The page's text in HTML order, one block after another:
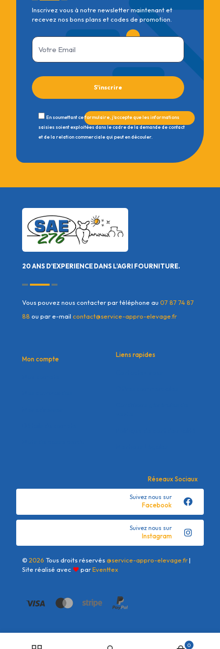
Inscrivez vous à notre newsletter maintenant et
recevez nos bons plans et codes de promotion.
En soumettant ce formulaire, j'accepte que les informations
saisies soient exploitées dans le cadre de la demande de contact
et de la relation commerciale qui peut en découler.
20 ANS D'EXPERIENCE DANS L'AGRI FOURNITURE.
Vous pouvez nous contacter par téléphone au 07 87 74 87
88 ou par e-mail contact@service-appro-elevage.fr
Mon compte
Liens rapides
Réseaux Sociaux
Facebook
Suivez nous sur
Instagram
Suivez nous sur
© 2026 Tous droits réservés@service-appro-elevage.fr|
Site réalisé avec ❤parEventtex
0